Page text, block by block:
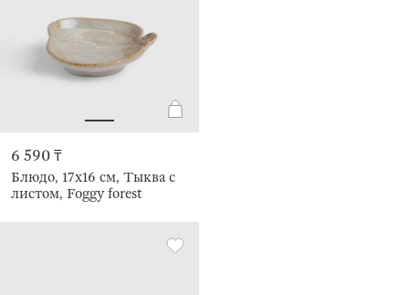
6 590 ₸
Блюдо, 17x16 см, Тыква с
листом, Foggy forest